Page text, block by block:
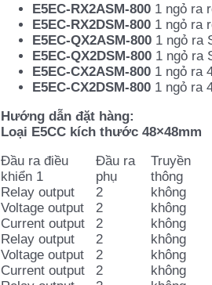
E5EC-RX2ASM-800 1 ngỏ ra
E5EC-RX2DSM-800 1 ngỏ ra
E5EC-QX2ASM-800 1 ngỏ ra
E5EC-QX2DSM-800 1 ngỏ ra
E5EC-CX2ASM-800 1 ngỏ ra
E5EC-CX2DSM-800 1 ngỏ ra
Hướng dẫn đặt hàng:
Loại E5CC kích thước 48×48mm
Đầu ra điều
khiển 1
Đầu ra
phụ
Truyền
thông
Relay output
2 không
Voltage output
2 không
Current output
2 không
Relay output
2 không
Voltage output
2 không
Current output
2 không